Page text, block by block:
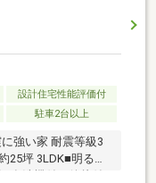
設計住宅性能評価付
駐車2台以上
強い家 耐震等級3
坪 3LDK■明るい
食洗機付！後片付